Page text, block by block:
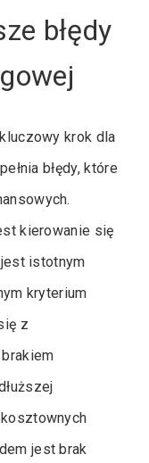
błędy
krok dla
błędy, które
kierowanie się
jest istotnym
kryterium
z
jest brak